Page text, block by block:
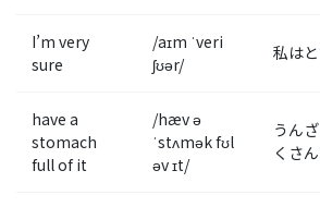
I’m very
sure
/aɪm ˈveri
ʃʊər/
私は
have a
stomach
full of it
/hæv ə
ˈstʌmək fʊl
əv ɪt/
うん
くさ